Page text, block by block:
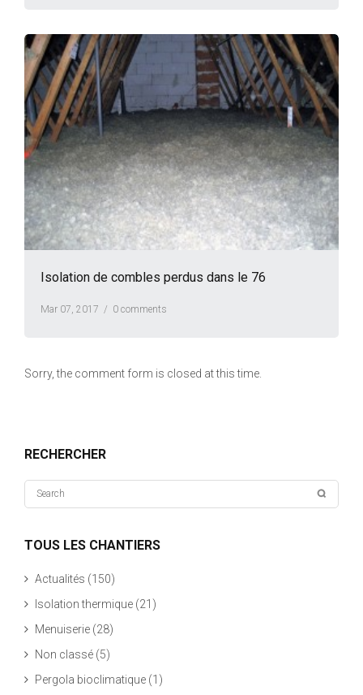
Isolation de combles perdus dans le 76
Mar 07, 2017 / 0 comments
Sorry, the comment form is closed at this time.
RECHERCHER
TOUS LES CHANTIERS
Actualités (150)
Isolation thermique (21)
Menuiserie (28)
Non classé (5)
Pergola bioclimatique (1)